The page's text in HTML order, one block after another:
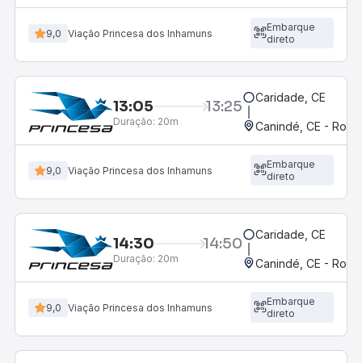
9,0 Viação Princesa dos Inhamuns
Embarque
direto
13:05 13:25
Duração: 20m
Caridade, CE
Canindé, CE -
9,0 Viação Princesa dos Inhamuns
Embarque
direto
14:30 14:50
Duração: 20m
Caridade, CE
Canindé, CE -
9,0 Viação Princesa dos Inhamuns
Embarque
direto